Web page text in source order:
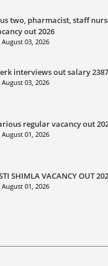
two, pharmacist, staff
out 2026
August 03, 2026
interviews out salary
August 03, 2026
regular vacancy out
August 01, 2026
SHIMLA VACANCY OUT
August 01, 2026